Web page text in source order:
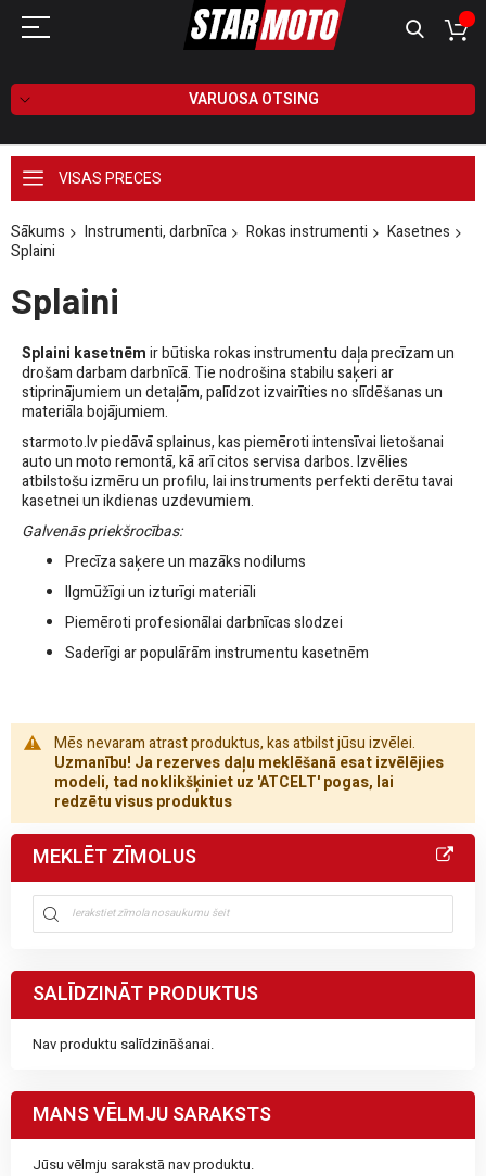
VARUOSA OTSING
VISAS PRECES
Sākums Instrumenti, darbnīca Rokas instrumenti
Kasetnes
Splaini
Splaini
Splaini kasetnēmir būtiska rokas instrumentu daļa precīzam un
drošam darbam darbnīcā. Tie nodrošina stabilu saķeri ar
stiprinājumiem un detaļām, palīdzot izvairīties no slīdēšanas un
materiāla bojājumiem.
starmoto.lv piedāvā splainus, kas piemēroti intensīvai lietošanai
auto un moto remontā, kā arī citos servisa darbos. Izvēlies
atbilstošu izmēru un profilu, lai instruments perfekti derētu tavai
kasetnei un ikdienas uzdevumiem.
Galvenās priekšrocības:
Precīza saķere un mazāks nodilums
Ilgmūžīgi un izturīgi materiāli
Piemēroti profesionālai darbnīcas slodzei
Saderīgi ar populārām instrumentu kasetnēm
Mēs nevaram atrast produktus, kas atbilst jūsu izvēlei.
Uzmanību! Ja rezerves daļu meklēšanā esat izvēlējies
modeli, tad noklikšķiniet uz 'ATCELT' pogas, lai
redzētu visus produktus
MEKLĒT ZĪMOLUS
SALĪDZINĀT PRODUKTUS
Nav produktu salīdzināšanai.
MANS VĒLMJU SARAKSTS
Jūsu vēlmju sarakstā nav produktu.